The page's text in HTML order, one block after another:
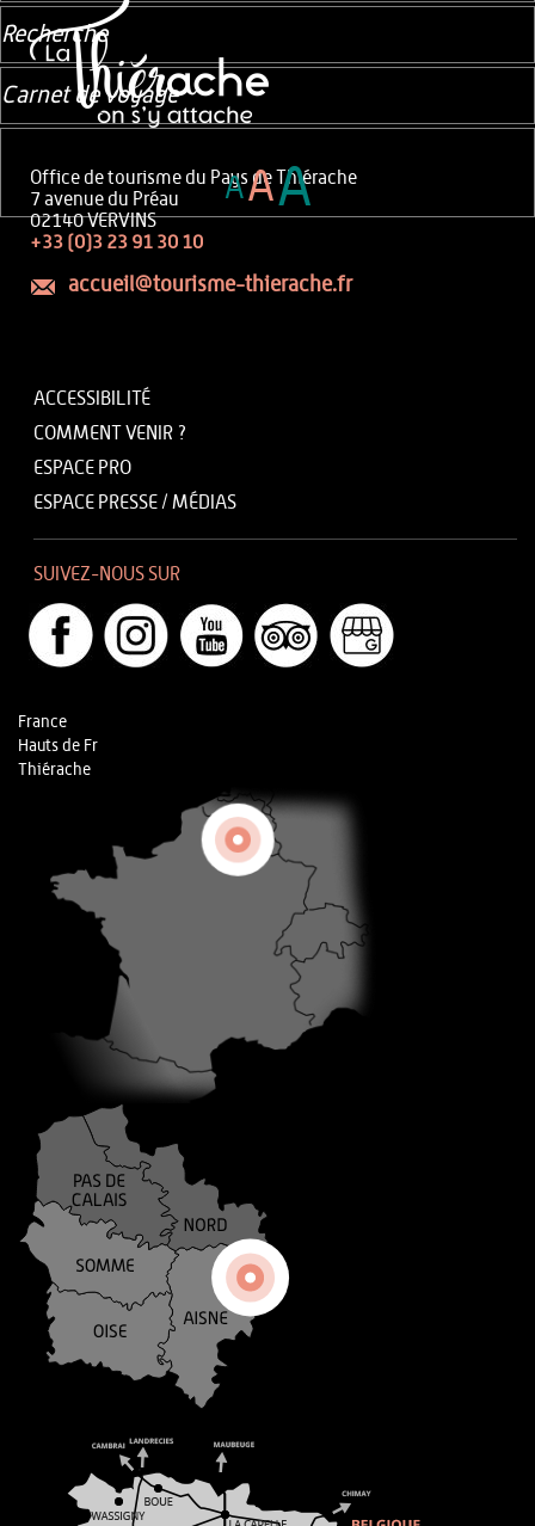
Office de tourisme du Pays de Thiérache
7 avenue du Préau
02140 VERVINS
+33 (0)3 23 91 30 10
accueil@tourisme-thierache.fr
ACCESSIBILITÉ
COMMENT VENIR ?
ESPACE PRO
ESPACE PRESSE / MÉDIAS
SUIVEZ-NOUS SUR
France
Hauts de Fr
Thiérache
Recherche
Carnet de voyage
AAA